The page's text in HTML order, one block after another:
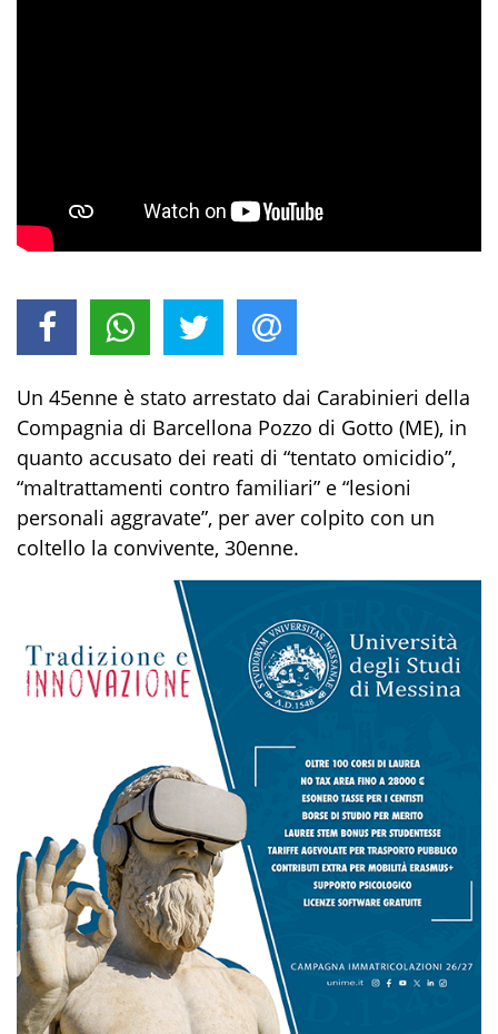
Un 45enne è stato arrestato dai Carabinieri della
Compagnia di Barcellona Pozzo di Gotto (ME), in
quanto accusato dei reati di “tentato omicidio”,
“maltrattamenti contro familiari” e “lesioni
personali aggravate”, per aver colpito con un
coltello la convivente, 30enne.